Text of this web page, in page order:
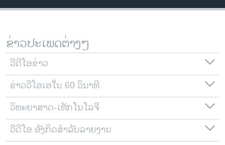
ລາຍການກະຈາຍສຽງ
ລາຍງານ
ຕິດຕາມພວກເຮົາ ທີ່
ພາສາຕ່າງໆ
ຂ່າວປະເພດຕ່າງໆ
ວີດີໂອຂ່າວ
ຂ່າວວີໂອເອໃນ 60 ວິນາທີ
ວິທະຍາສາດ-ເທັກໂນໂລຈີ
ວີດີໂອ ອັງກິດສຳລັບລາຍງານ